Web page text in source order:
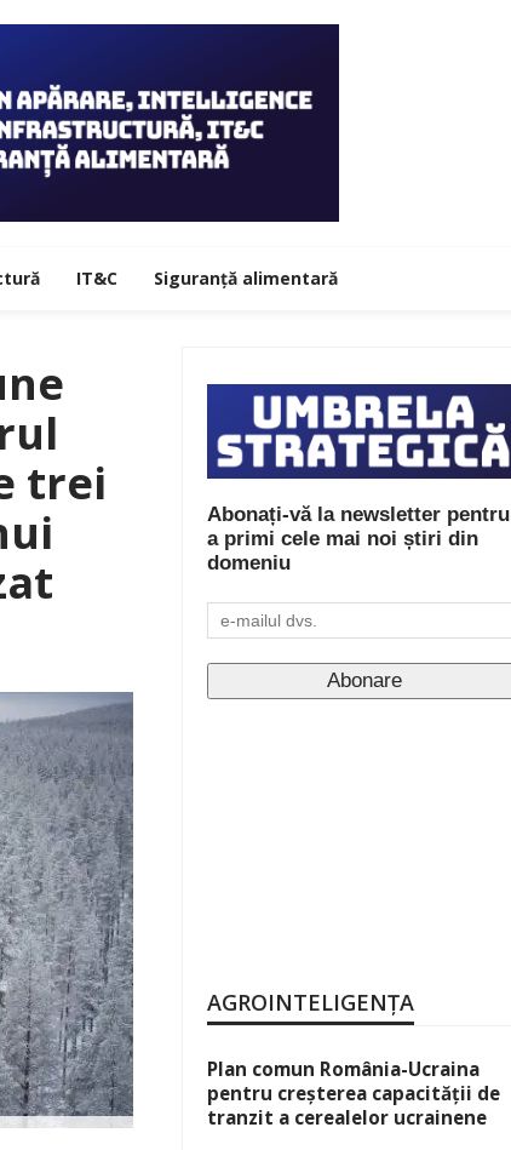
IT&C Siguranță alimentară
trei
Abonați-vă la newsletter pentru
a primi cele mai noi știri din
domeniu
AGROINTELIGENȚA
Plan comun România-Ucraina
pentru creșterea capacității de
tranzit a cerealelor ucrainene